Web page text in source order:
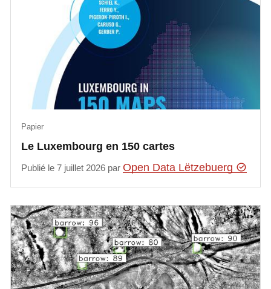
Le Luxembourg en 150 cartes
Papier
Publié le 7 juillet 2026 parOpen Data Lëtzebuerg